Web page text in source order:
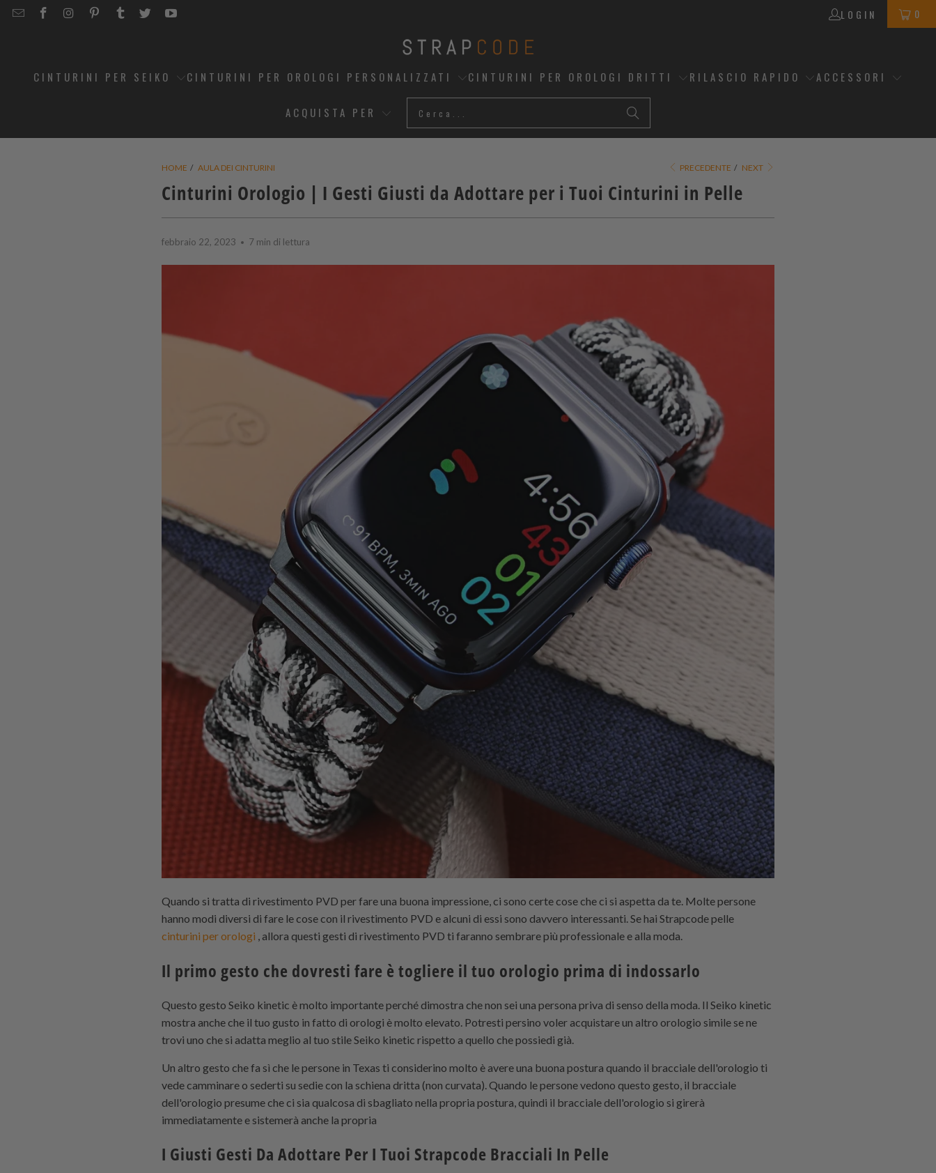
EMAILSTRAPCODE
STRAPCODE
STRAPCODE
STRAPCODE
STRAPCODE
STRAPCODE
LOGIN 0
CINTURINI PER SEIKO CINTURINI PER OROLOGI PERSONALIZZATI CINTURINI PER OROLOGI DRITTI RILASCIO RAPIDO ACCESSORI
ACQUISTA PER
HOME / AULA DEI CINTURINI PRECEDENTE / NEXT
Cinturini Orologio | I Gesti Giusti da Adottare per i Tuoi Cinturini in Pelle
febbraio 22, 2023 7 min di lettura
Quando si tratta di rivestimento PVD per fare una buona impressione, ci sono certe cose che ci si aspetta da te. Molte persone
hanno modi diversi di fare le cose con il rivestimento PVD e alcuni di essi sono davvero interessanti. Se hai Strapcodepelle
cinturini per orologi , allora questi gesti di rivestimento PVD ti faranno sembrare più professionale e alla moda.
Il primo gesto che dovresti fare è togliere il tuo orologio prima di indossarlo
Questo gesto Seiko kinetic è molto importante perché dimostra che non sei una persona priva di senso della moda. Il Seiko kinetic
mostra anche che il tuo gusto in fatto di orologi è molto elevato. Potresti persino voler acquistare un altro orologio simile se ne
trovi uno che si adatta meglio al tuo stile Seiko kinetic rispetto a quello che possiedi già.
Un altro gesto che fa sì che le persone in Texas ti considerino molto è avere una buona postura quando il bracciale dell'orologio ti
vede camminare o sederti su sedie con la schiena dritta (non curvata). Quando le persone vedono questo gesto, il bracciale
dell'orologio presume che ci sia qualcosa di sbagliato nella propria postura, quindi il bracciale dell'orologio si girerà
immediatamente e sistemerà anche la propria
I Giusti Gesti Da Adottare Per I Tuoi Strapcode Bracciali In Pelle